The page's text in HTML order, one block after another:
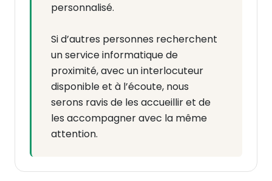
personnalisé.
Si d’autres personnes recherchent
un service informatique de
proximité, avec un interlocuteur
disponible et à l’écoute, nous
serons ravis de les accueillir et de
les accompagner avec la même
attention.